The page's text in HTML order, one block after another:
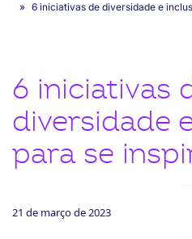
6 iniciativas de diversidade e
6 iniciativas
diversidade
para se
21 de março de 2023